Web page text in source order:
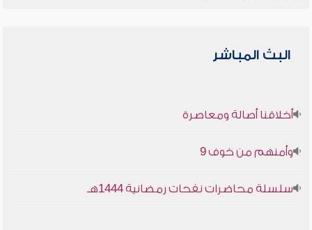
البث المباشر
أخلاقنا أصالة ومعاصرة
وأمنهم من خوف 9
سلسلة محاضرات نفحات رمضانية 1444هـ